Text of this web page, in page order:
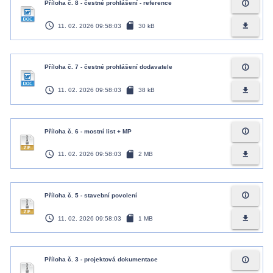
Příloha č. 8 - čestné prohlášení - reference
access_time 11. 02. 2026 09:58:03 sd_card 30 kB
info_outline
file_download
Příloha č. 7 - čestné prohlášení dodavatele
access_time 11. 02. 2026 09:58:03 sd_card 38 kB
info_outline
file_download
Příloha č. 6 - mostní list + MP
access_time 11. 02. 2026 09:58:03 sd_card 2 MB
info_outline
file_download
Příloha č. 5 - stavební povolení
access_time 11. 02. 2026 09:58:03 sd_card 1 MB
info_outline
file_download
Příloha č. 3 - projektová dokumentace info_outline